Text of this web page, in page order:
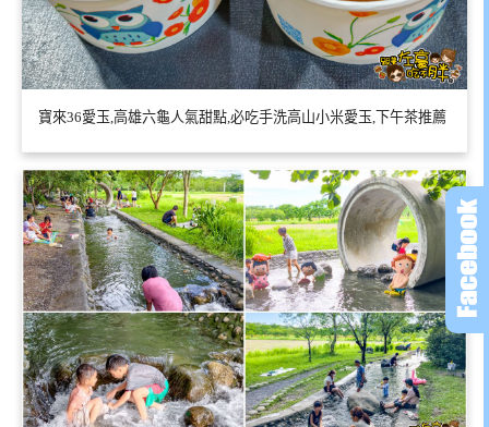
寶來36愛玉,高雄六龜人氣甜點,必吃手洗高山小米愛玉,下午茶推薦